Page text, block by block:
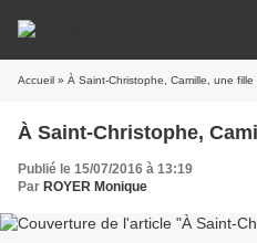
Accueil » À Saint-Christophe, Camille, une fille
À Saint-Christophe,
Publié le 15/07/2016 à 13:19
Par ROYER Monique